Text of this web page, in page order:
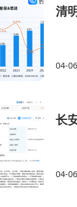
清
04-06
长
04-06